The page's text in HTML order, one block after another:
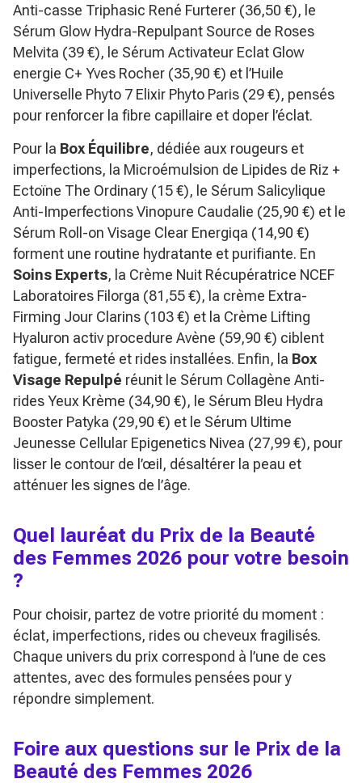
Anti-casse Triphasic René Furterer (36,50 €), le
Sérum Glow Hydra-Repulpant Source de Roses
Melvita (39 €), le Sérum Activateur Eclat Glow
energie C+ Yves Rocher (35,90 €) et l’Huile
Universelle Phyto 7 Elixir Phyto Paris (29 €), pensés
pour renforcer la fibre capillaire et doper l’éclat.
Pour la Box Équilibre, dédiée aux rougeurs et
imperfections, la Microémulsion de Lipides de Riz +
Ectoïne The Ordinary (15 €), le Sérum Salicylique
Anti-Imperfections Vinopure Caudalie (25,90 €) et le
Sérum Roll-on Visage Clear Energiqa (14,90 €)
forment une routine hydratante et purifiante. En
Soins Experts, la Crème Nuit Récupératrice NCEF
Laboratoires Filorga (81,55 €), la crème Extra-
Firming Jour Clarins (103 €) et la Crème Lifting
Hyaluron activ procedure Avène (59,90 €) ciblent
fatigue, fermeté et rides installées. Enfin, la Box
Visage Repulpé réunit le Sérum Collagène Anti-
rides Yeux Krème (34,90 €), le Sérum Bleu Hydra
Booster Patyka (29,90 €) et le Sérum Ultime
Jeunesse Cellular Epigenetics Nivea (27,99 €), pour
lisser le contour de l’œil, désaltérer la peau et
atténuer les signes de l’âge.
Quel lauréat du Prix de la Beauté
des Femmes 2026 pour votre besoin
?
Pour choisir, partez de votre priorité du moment :
éclat, imperfections, rides ou cheveux fragilisés.
Chaque univers du prix correspond à l’une de ces
attentes, avec des formules pensées pour y
répondre simplement.
Foire aux questions sur le Prix de la
Beauté des Femmes 2026